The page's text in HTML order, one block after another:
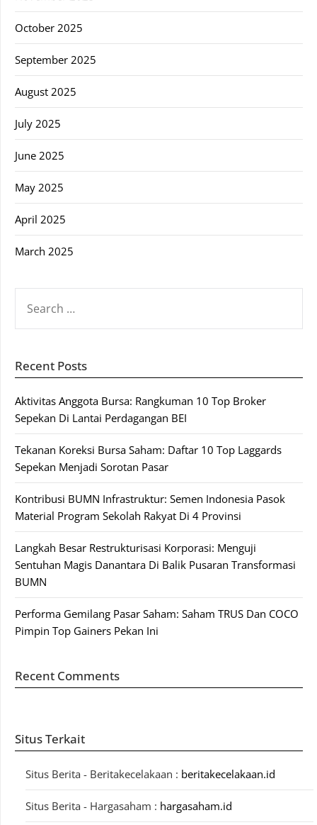
October 2025
September 2025
August 2025
July 2025
June 2025
May 2025
April 2025
March 2025
FOR:
Recent Posts
Aktivitas Anggota Bursa: Rangkuman 10 Top Broker
Sepekan Di Lantai Perdagangan BEI
Tekanan Koreksi Bursa Saham: Daftar 10 Top Laggards
Sepekan Menjadi Sorotan Pasar
Kontribusi BUMN Infrastruktur: Semen Indonesia Pasok
Material Program Sekolah Rakyat Di 4 Provinsi
Langkah Besar Restrukturisasi Korporasi: Menguji
Sentuhan Magis Danantara Di Balik Pusaran Transformasi
BUMN
Performa Gemilang Pasar Saham: Saham TRUS Dan COCO
Pimpin Top Gainers Pekan Ini
Recent Comments
Situs Terkait
Situs Berita - Beritakecelakaan : beritakecelakaan.id
Situs Berita - Hargasaham : hargasaham.id